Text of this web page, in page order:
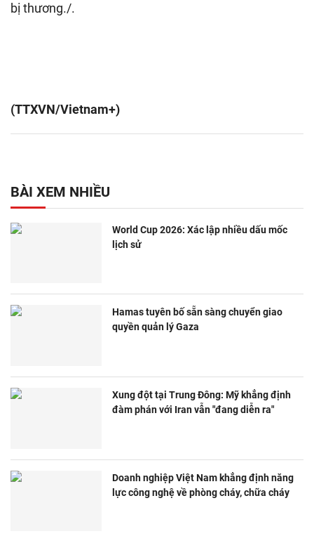
bị thương./.
(TTXVN/Vietnam+)
BÀI XEM NHIỀU
World Cup 2026: Xác lập nhiều dấu mốc
lịch sử
Hamas tuyên bố sẵn sàng chuyển giao
quyền quản lý Gaza
Xung đột tại Trung Đông: Mỹ khẳng định
đàm phán với Iran vẫn "đang diễn ra"
Doanh nghiệp Việt Nam khẳng định năng
lực công nghệ về phòng cháy, chữa cháy